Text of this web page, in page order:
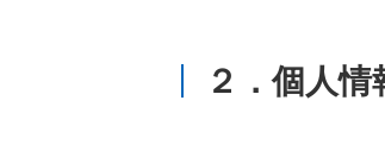
２．個人